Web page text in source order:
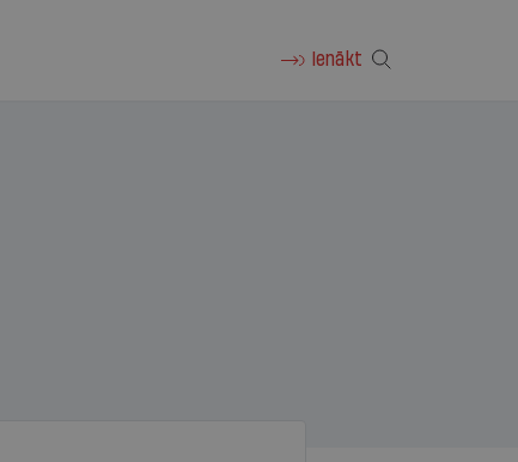
Ienākt